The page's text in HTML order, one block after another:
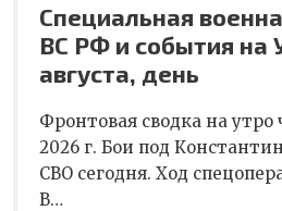
Специальная
ВС РФ и события на
августа, день
Фронтовая сводка на утро
2026 г. Бои под
СВО сегодня. Ход
В…